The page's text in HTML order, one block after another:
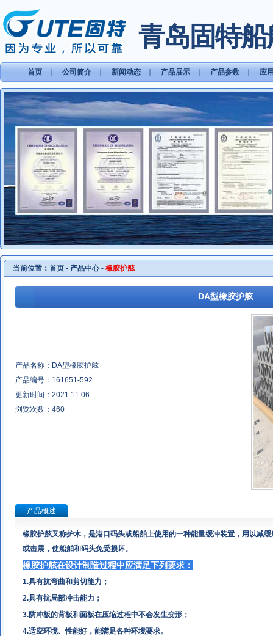
青岛固特
首页 公司简介 新闻动态 产品展示 产品参数 应
当前位置： 首页 - 产品中心- 橡胶护舷
DA型橡胶护舷
产品名称：DA型橡胶护舷
产品编号：161651-592
更新时间：2021.11.06
浏览次数： 460
产品概述
橡胶护舷又称护木，是港口码头或船舶上使用的一种能量缓冲装置，用以减
或击震，使船舶和码头免受损坏。
橡胶护舷在设计制造过程中应满足下列要求：
1.具有抗弯曲和剪切能力；
2.具有抗局部冲击能力；
3.防冲板的背板和面板在压缩过程中不会发生变形；
4.适应环境、性能好，能满足各种环境要求。